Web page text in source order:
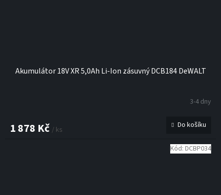
Akumulátor 18V XR 5,0Ah Li-Ion zásuvný DCB184 DeWALT
3-4 dny
1 878 Kč / ks Do košíku
Kód: DCBP034